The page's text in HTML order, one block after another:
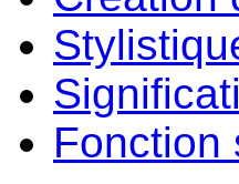
Fonction